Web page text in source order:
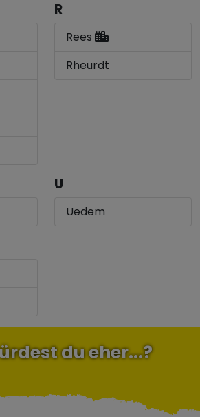
R
Rees
Rheurdt
U
Uedem
du eher...?